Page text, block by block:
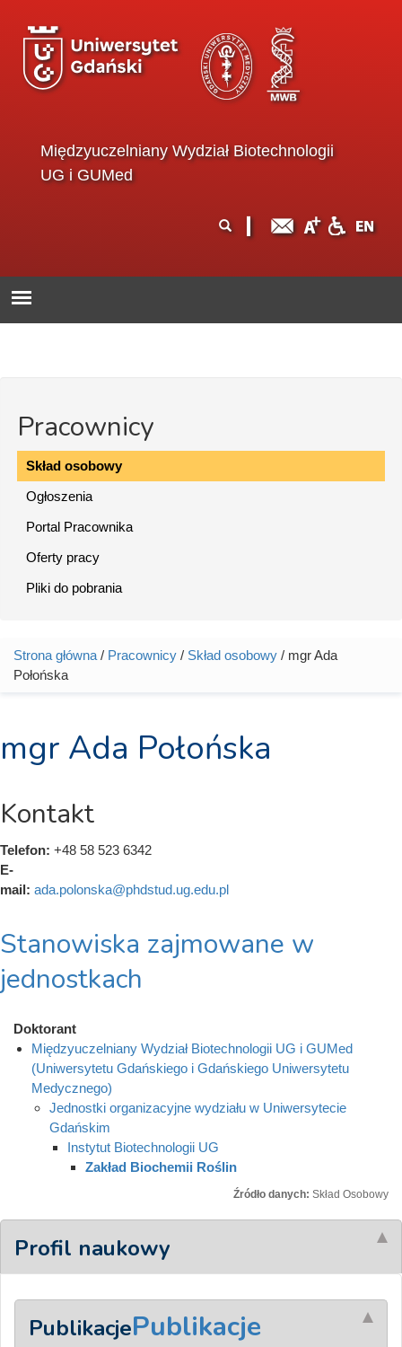
Międzyuczelniany Wydział Biotechnologii
UG i GUMed
wyszukiwania
Pracownicy
Skład osobowy
Ogłoszenia
Portal Pracownika
Oferty pracy
Pliki do pobrania
Jesteś tutaj
Strona główna / Pracownicy / Skład osobowy / mgr Ada
Połońska
mgr Ada Połońska
Kontakt
Telefon: +48 58 523 6342
E-
mail: ada.polonska@phdstud.ug.edu.pl
Stanowiska zajmowane w
jednostkach
Doktorant
Międzyuczelniany Wydział Biotechnologii UG i GUMed
(Uniwersytetu Gdańskiego i Gdańskiego Uniwersytetu
Medycznego)
Jednostki organizacyjne wydziału w Uniwersytecie
Gdańskim
Instytut Biotechnologii UG
Zakład Biochemii Roślin
Źródło danych: Skład Osobowy
Profil naukowy
PublikacjePublikacje